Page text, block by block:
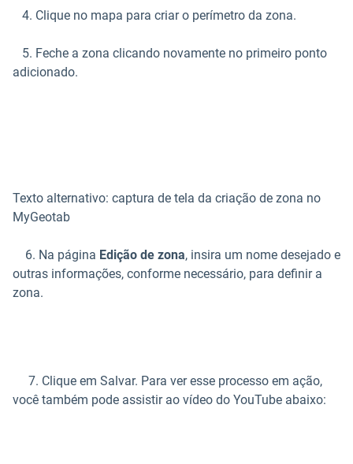
4. Clique no mapa para criar o perímetro da zona.
5. Feche a zona clicando novamente no primeiro ponto
adicionado.
Texto alternativo: captura de tela da criação de zona no
MyGeotab
6. Na página Edição de zona, insira um nome desejado e
outras informações, conforme necessário, para definir a
zona.
7. Clique em Salvar. Para ver esse processo em ação,
você também pode assistir ao vídeo do YouTube abaixo: